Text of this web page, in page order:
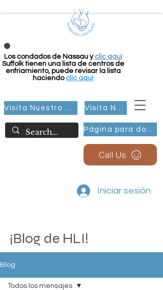
Los condados de Nassau y clic aqui
Suffolk tienen una lista de centros de
enfriamiento, puede revisar la lista
haciendo clic aquí
Página para donar
Visita Nuestro Grupo Visita Nuestro Grupo
Call Us
Iniciar sesión
¡Blog de HLI!
Blog
Todos los mensajes